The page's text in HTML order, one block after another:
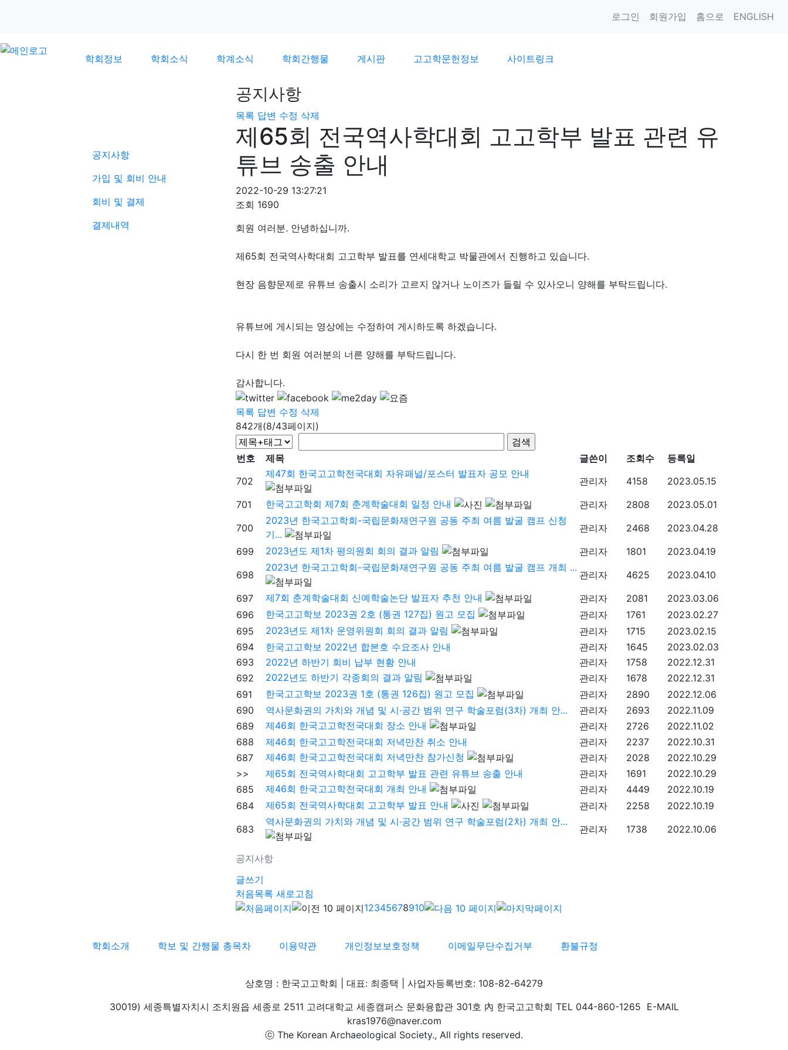
로그인 회원가입 홈으로 ENGLISH
학회정보 학회소식 학계소식 학회간행물 게시판 고고학문헌정보 사이트링크
공지사항
가입 및 회비 안내
회비 및 결제
결제내역
공지사항
목록 답변 수정 삭제
제65회 전국역사학대회 고고학부 발표 관련 유
튜브 송출 안내
2022-10-29 13:27:21
조회 1690
회원 여러분. 안녕하십니까.
제65회 전국역사학대회 고고학부 발표를 연세대학교 박물관에서 진행하고 있습니다.
현장 음향문제로 유튜브 송출시 소리가 고르지 않거나 노이즈가 들릴 수 있사오니 양해를 부탁드립니다.
유튜브에 게시되는 영상에는 수정하여 게시하도록 하겠습니다.
다시 한 번 회원 여러분의 너른 양해를 부탁드립니다.
감사합니다.
목록 답변 수정 삭제
842개(8/43페이지)
공지사항
번호 제목 글쓴이 조회수
등록일
702
제47회 한국고고학전국대회 자유패널/포스터 발표자 공모 안내
관리자 4158
2023.05.15
701
한국고고학회 제7회 춘계학술대회 일정 안내 관리자 2808
2023.05.01
700
2023년 한국고고학회-국립문화재연구원 공동 주최 여름 발굴 캠프 신청
기...
관리자 2468
2023.04.28
699
2023년도 제1차 평의원회 회의 결과 알림 관리자 1801
2023.04.19
698
2023년 한국고고학회-국립문화재연구원 공동 주최 여름 발굴 캠프 개최 ...
관리자 4625
2023.04.10
697
제7회 춘계학술대회 신예학술논단 발표자 추천 안내 관리자 2081
2023.03.06
696
한국고고학보 2023권 2호 (통권 127집) 원고 모집 관리자 1761
2023.02.27
695
2023년도 제1차 운영위원회 회의 결과 알림 관리자 1715
2023.02.15
694
한국고고학보 2022년 합본호 수요조사 안내 관리자 1645
2023.02.03
693
2022년 하반기 회비 납부 현황 안내 관리자 1758
2022.12.31
692
2022년도 하반기 각종회의 결과 알림 관리자 1678
2022.12.31
691
한국고고학보 2023권 1호 (통권 126집) 원고 모집 관리자 2890
2022.12.06
690
역사문화권의 가치와 개념 및 시·공간 범위 연구 학술포럼(3차) 개최 안... 관리자 2693
2022.11.09
689
제46회 한국고고학전국대회 장소 안내 관리자 2726
2022.11.02
688
제46회 한국고고학전국대회 저녁만찬 취소 안내 관리자 2237
2022.10.31
687
제46회 한국고고학전국대회 저녁만찬 참가신청 관리자 2028
2022.10.29
>>
제65회 전국역사학대회 고고학부 발표 관련 유튜브 송출 안내 관리자 1691
2022.10.29
685
제46회 한국고고학전국대회 개최 안내 관리자 4449
2022.10.19
684
제65회 전국역사학대회 고고학부 발표 안내 관리자 2258
2022.10.19
683
역사문화권의 가치와 개념 및 시·공간 범위 연구 학술포럼(2차) 개최 안...
관리자 1738 2022.10.06
글쓰기
처음목록 새로고침
12345678910
학회소개 학보 및 간행물 총목차 이용약관 개인정보보호정책 이메일무단수집거부 환불규정
상호명 : 한국고고학회 | 대표: 최종택 | 사업자등록번호: 108-82-64279
30019) 세종특별자치시 조치원읍 세종로 2511 고려대학교 세종캠퍼스 문화융합관 301호 內 한국고고학회 TEL 044-860-1265 E-MAIL
kras1976@naver.com
ⓒ The Korean Archaeological Society., All rights reserved.